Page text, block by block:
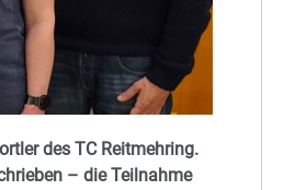
des TC Reitmehring.
– die Teilnahme